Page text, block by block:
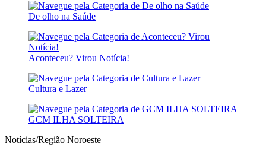
De olho na Saúde
Aconteceu? Virou Notícia!
Cultura e Lazer
GCM ILHA SOLTEIRA
Notícias/Região Noroeste